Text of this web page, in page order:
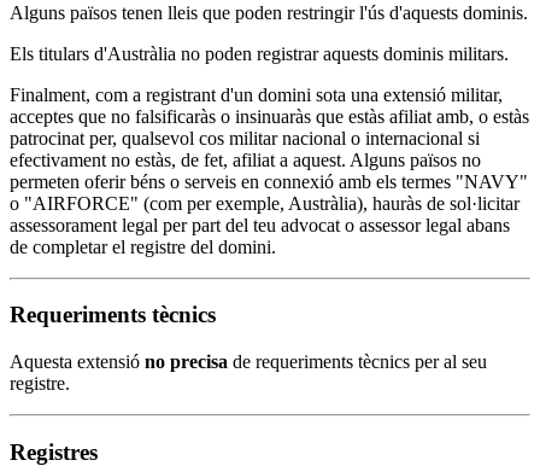
Alguns països tenen lleis que poden restringir l'ús d'aquests dominis.
Els titulars d'Austràlia no poden registrar aquests dominis militars.
Finalment, com a registrant d'un domini sota una extensió militar,
acceptes que no falsificaràs o insinuaràs que estàs afiliat amb, o estàs
patrocinat per, qualsevol cos militar nacional o internacional si
efectivament no estàs, de fet, afiliat a aquest. Alguns països no
permeten oferir béns o serveis en connexió amb els termes "NAVY"
o "AIRFORCE" (com per exemple, Austràlia), hauràs de sol·licitar
assessorament legal per part del teu advocat o assessor legal abans
de completar el registre del domini.
Requeriments tècnics
Aquesta extensió no precisa de requeriments tècnics per al seu
registre.
Registres